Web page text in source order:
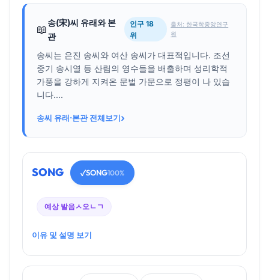
📖
송(宋)씨 유래와 본
관
인구 18
위
출처: 한국학중앙연구
원
송씨는 은진 송씨와 여산 송씨가 대표적입니다. 조선
중기 송시열 등 산림의 영수들을 배출하며 성리학적
가풍을 강하게 지켜온 문벌 가문으로 정평이 나 있습
니다....
송씨 유래·본관 전체보기›
SONG ✓SONG100%
예상 발음ㅅ오ㄴㄱ
이유 및 설명 보기